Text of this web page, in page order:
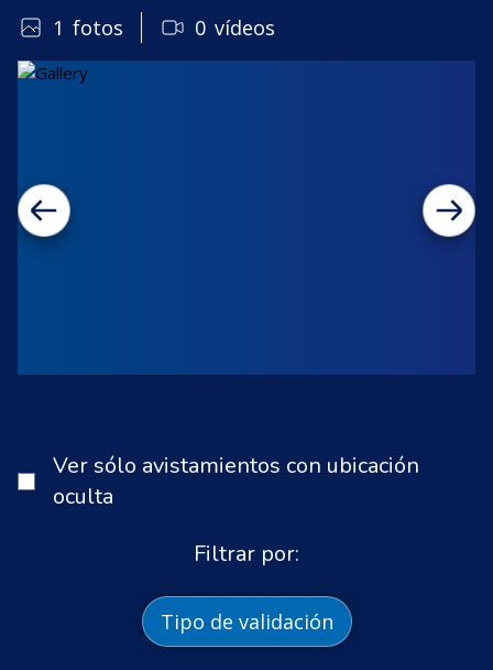
1 fotos 0 vídeos
Ver sólo avistamientos con ubicación
oculta
Filtrar por:
Tipo de validación